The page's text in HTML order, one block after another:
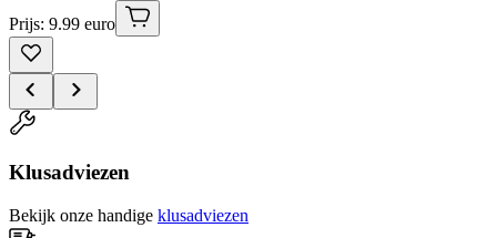
Prijs: 9.99 euro
Klusadviezen
Bekijk onze handige klusadviezen